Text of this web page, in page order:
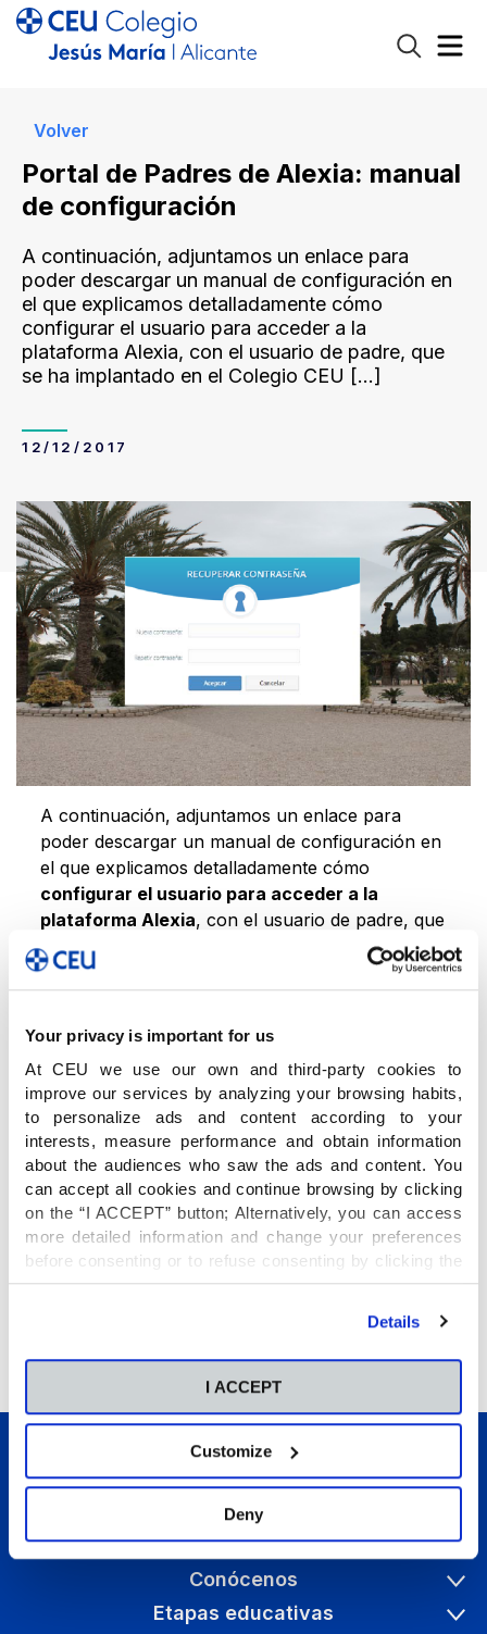
Your privacy is important for us
At CEU we use our own and third-party cookies to
improve our services by analyzing your browsing habits,
to personalize ads and content according to your
interests, measure performance and obtain information
about the audiences who saw the ads and content. You
can accept all cookies and continue browsing by clicking
on the “I ACCEPT” button; Alternatively, you can access
more detailed information and change your preferences
before consenting or to refuse consenting by clicking the
"Personalize" button. For more information you can visit
Details
I ACCEPT
Customize
Deny
Volver
Portal de Padres de Alexia: manual
de configuración
A continuación, adjuntamos un enlace para
poder descargar un manual de configuración en
el que explicamos detalladamente cómo
configurar el usuario para acceder a la
plataforma Alexia, con el usuario de padre, que
se ha implantado en el Colegio CEU […]
12/12/2017
A continuación, adjuntamos un enlace para
poder descargar un manual de configuración en
el que explicamos detalladamente cómo
configurar el usuario para acceder a la
plataforma Alexia, con el usuario de padre, que
se ha implantado en el Colegio CEU Jesús María.
Descargar el manual ➡
Manual de configuración
Esperamos que os sea de gran utilidad.
Conócenos
Etapas educativas